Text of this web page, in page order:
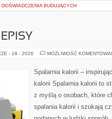
BUDUJĄCYCH
- 18 - 2026 MOŻLIWOŚĆ
Spalarnia kalorii –
kalorii Spalarnia kalorii to
z myślą o osobach, które
spalania kalorii i szukają